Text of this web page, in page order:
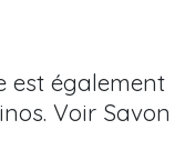
est également
Voir Savon